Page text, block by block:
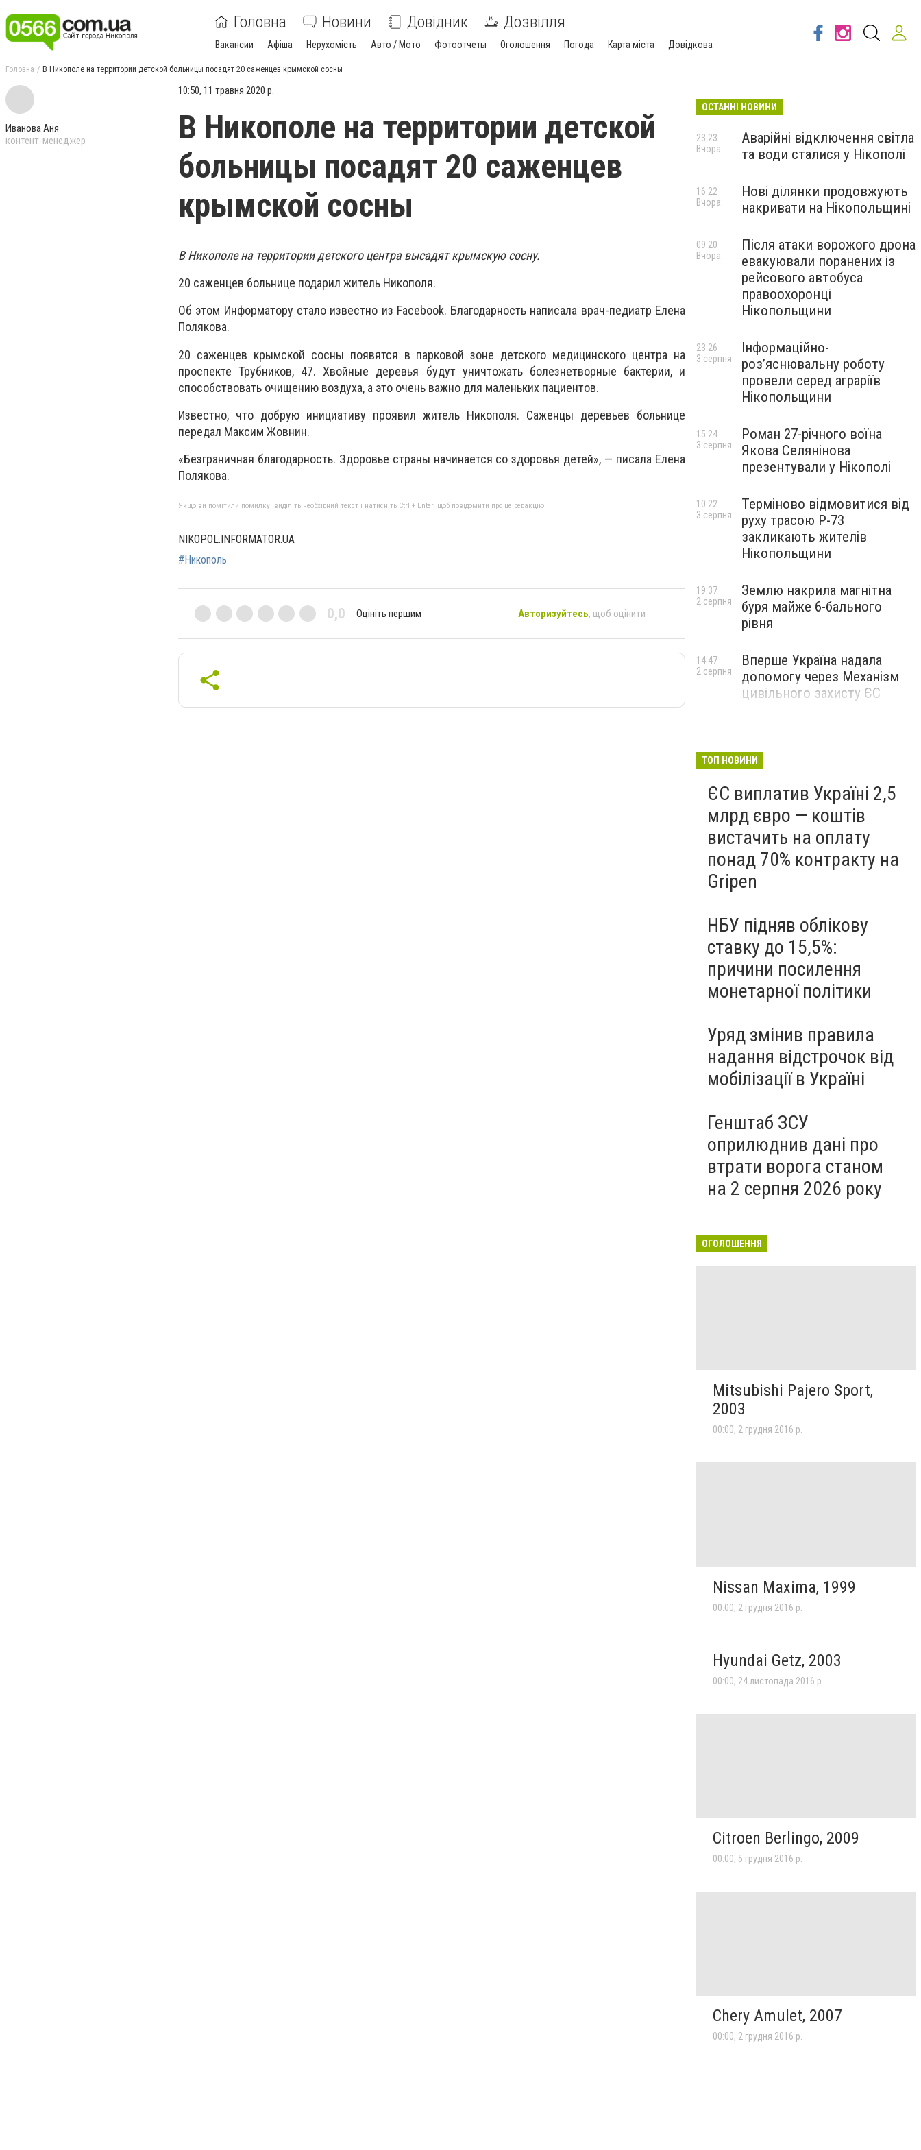
Головна Новини Довідник Дозвілля
Вакансии Афіша Нерухомість Авто / Мото Фотоотчеты Оголошення Погода Карта міста Довідкова
Головна В Никополе на территории детской больницы посадят 20 саженцев крымской сосны
Иванова Аня
контент-менеджер
10:50, 11 травня 2020 р.
В Никополе на территории детской
больницы посадят 20 саженцев
крымской сосны
В Никополе на территории детского центра высадят крымскую сосну.
20 саженцев больнице подарил житель Никополя.
Об этом Информатору стало известно из Facebook. Благодарность написала врач-педиатр Елена
Полякова.
20 саженцев крымской сосны появятся в парковой зоне детского медицинского центра на
проспекте Трубников, 47. Хвойные деревья будут уничтожать болезнетворные бактерии, и
способствовать очищению воздуха, а это очень важно для маленьких пациентов.
Известно, что добрую инициативу проявил житель Никополя. Саженцы деревьев больнице
передал Максим Жовнин.
«Безграничная благодарность. Здоровье страны начинается со здоровья детей», — писала Елена
Полякова.
Якщо ви помітили помилку, виділіть необхідний текст і натисніть Ctrl + Enter, щоб повідомити про це редакцію
NIKOPOL.INFORMATOR.UA
#Никополь
0,0 Оцініть першим Авторизуйтесь, щоб оцінити
ОСТАННІ НОВИНИ
Аварійні відключення світла
та води сталися у Нікополі
23:23
Вчора
Нові ділянки продовжують
накривати на Нікопольщині
16:22
Вчора
Після атаки ворожого дрона
евакуювали поранених із
рейсового автобуса
правоохоронці
Нікопольщини
09:20
Вчора
Інформаційно-
роз’яснювальну роботу
провели серед аграріїв
Нікопольщини
23:26
3 серпня
Роман 27-річного воїна
Якова Селянінова
презентували у Нікополі
15:24
3 серпня
Терміново відмовитися від
руху трасою Р-73
закликають жителів
Нікопольщини
10:22
3 серпня
Землю накрила магнітна
буря майже 6-бального
рівня
19:37
2 серпня
Вперше Україна надала
допомогу через Механізм
цивільного захисту ЄС
14:47
2 серпня
ТОП НОВИНИ
ЄС виплатив Україні 2,5
млрд євро — коштів
вистачить на оплату
понад 70% контракту на
Gripen
НБУ підняв облікову
ставку до 15,5%:
причини посилення
монетарної політики
Уряд змінив правила
надання відстрочок від
мобілізації в Україні
Генштаб ЗСУ
оприлюднив дані про
втрати ворога станом
на 2 серпня 2026 року
ОГОЛОШЕННЯ
Mitsubishi Pajero Sport,
2003
00:00, 2 грудня 2016 р.
Nissan Maxima, 1999
00:00, 2 грудня 2016 р.
Hyundai Getz, 2003
00:00, 24 листопада 2016 р.
Citroen Berlingo, 2009
00:00, 5 грудня 2016 р.
Chery Amulet, 2007
00:00, 2 грудня 2016 р.